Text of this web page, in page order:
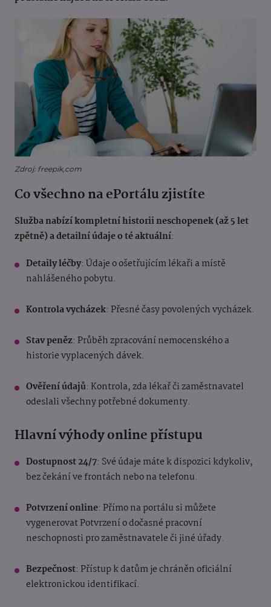
Zdroj: freepik,com
Co všechno na ePortálu zjistíte
Služba nabízí kompletní historii neschopenek (až 5 let
zpětně) a detailní údaje o té aktuální:
Detaily léčby: Údaje o ošetřujícím lékaři a místě
nahlášeného pobytu.
Kontrola vycházek: Přesné časy povolených vycházek.
Stav peněz: Průběh zpracování nemocenského a
historie vyplacených dávek.
Ověření údajů: Kontrola, zda lékař či zaměstnavatel
odeslali všechny potřebné dokumenty.
Hlavní výhody online přístupu
Dostupnost 24/7: Své údaje máte k dispozici kdykoliv,
bez čekání ve frontách nebo na telefonu.
Potvrzení online: Přímo na portálu si můžete
vygenerovat Potvrzení o dočasné pracovní
neschopnosti pro zaměstnavatele či jiné úřady.
Bezpečnost: Přístup k datům je chráněn oficiální
elektronickou identifikací.